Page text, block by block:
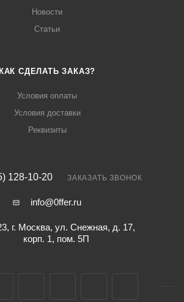
Новости
Статьи
КАК СДЕЛАТЬ ЗАКАЗ?
Условия оплаты
Условия доставки
Реквизиты
128-10-20 ЗАКАЗАТЬ ЗВОНОК
info@0ffer.ru
г. Москва, ул. Снежная, д. 17,
корп. 1, пом. 5П